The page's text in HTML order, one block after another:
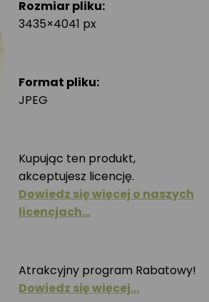
Rozmiar pliku:
3435×4041 px
Format pliku:
JPEG
Kupując ten produkt,
akceptujesz licencję.
Dowiedz się więcej o naszych
licencjach…
Atrakcyjny program Rabatowy!
Dowiedz się więcej…